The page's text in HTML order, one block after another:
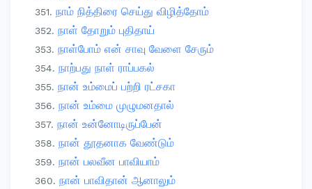
நாம் நித்திரை செய்து விழித்தோம்
நாள் தோறும் புதிதாய்
நாள்போம் என் சாவு வேளை சேரும்
நாற்பது நாள் ராப்பகல்
நான் உம்மைப் பற்றி ரட்சகா
நான் உம்மை முழுமனதால்
நான் உன்னோடிருப்பேன்
நான் தூதனாக வேண்டும்
நான் பலவீன பாவியாம்
நான் பாவிதான் ஆனாலும்